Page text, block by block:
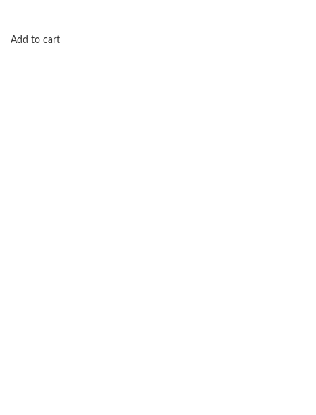
Add to cart